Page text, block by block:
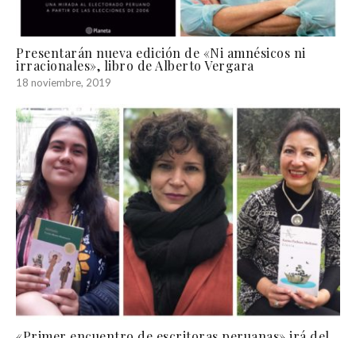
Presentarán nueva edición de «Ni amnésicos ni
irracionales», libro de Alberto Vergara
18 noviembre, 2019